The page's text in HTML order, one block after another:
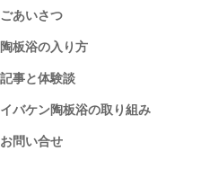
ごあいさつ
陶板浴の入り方
記事と体験談
イバケン陶板浴の取り組み
お問い合せ